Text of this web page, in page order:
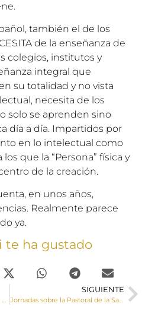
también el de los
de la enseñanza de
colegios, institutos y
integral que
su totalidad y no vista
necesita de los
solo se aprenden sino
día a día. Impartidos por
en lo intelectual como
que la “Persona” física y
de la creación.
en unos años,
Realmente parece
ya.
te ha gustado
El Pan de la Palabra. IV Domingo del Tiempo Ordinario
SIGUIENTE
Jornadas sobre la Pastoral de la Salud en la Diócesis